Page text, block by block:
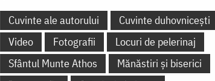
Cuvinte ale autorului Cuvinte duhovnicești
Video
Fotografii
Locuri de pelerinaj
Sfântul Munte Athos
Mănăstiri și biserici